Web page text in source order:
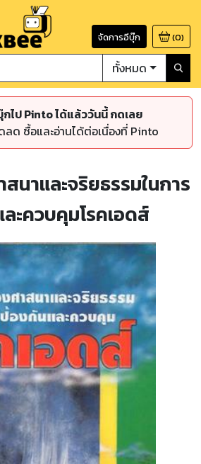
จัดการอีบุ๊ก (0)
ทั้งหมด
กไป Pinto ได้แล้ววันนี้ กดเลย
ลด ซื้อและอ่านได้ต่อเนื่องที่ Pinto
นาและจริยธรรมในการ
ะควบคุมโรคเอดส์